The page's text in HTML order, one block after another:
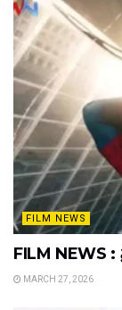
FILM NEWS
FILM NEWS
MARCH 27, 2026